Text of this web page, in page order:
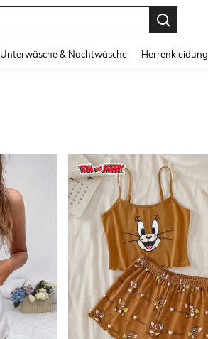
Unterwäsche & Nachtwäsche Herrenkleidung